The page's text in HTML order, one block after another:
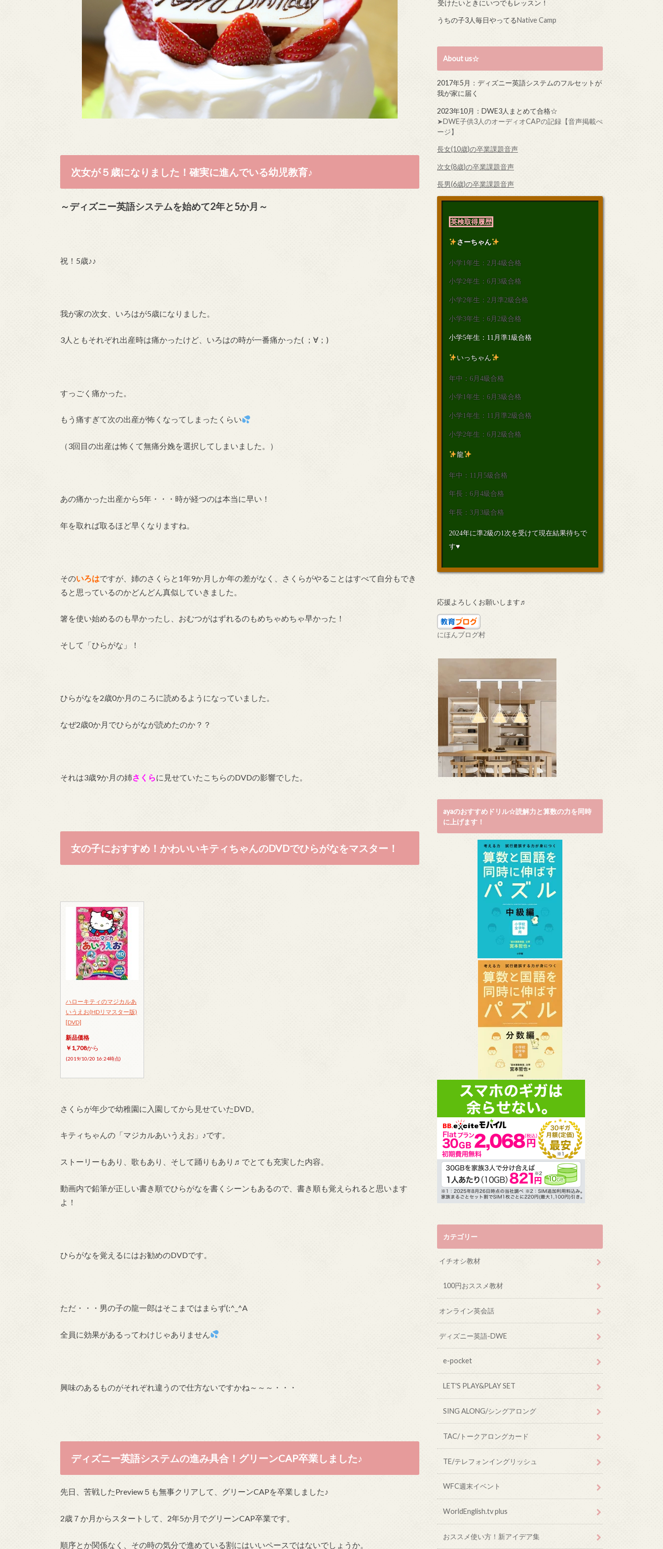
次女が５歳になりました！確実に進んでいる幼児教育♪
～ディズニー英語システムを始めて2年と5か月～
祝！5歳♪♪
我が家の次女、いろはが5歳になりました。
3人ともそれぞれ出産時は痛かったけど、いろはの時が一番痛かった( ；∀；)
すっごく痛かった。
もう痛すぎて次の出産が怖くなってしまったくらい
（3回目の出産は怖くて無痛分娩を選択してしまいました。）
あの痛かった出産から5年・・・時が経つのは本当に早い！
年を取れば取るほど早くなりますね。
そのいろはですが、姉のさくらと1年9か月しか年の差がなく、さくらがやることはすべて自分もでき
ると思っているのかどんどん真似していきました。
箸を使い始めるのも早かったし、おむつがはずれるのもめちゃめちゃ早かった！
そして「ひらがな」！
ひらがなを2歳0か月のころに読めるようになっていました。
なぜ2歳0か月でひらがなが読めたのか？？
それは3歳9か月の姉さくらに見せていたこちらのDVDの影響でした。
女の子におすすめ！かわいいキティちゃんのDVDでひらがなをマスター！
ハローキティのマジカルあ
いうえお(HDリマスター版)
[DVD]
新品価格
￥1,708から
(2019/10/20 16:24時点)
さくらが年少で幼稚園に入園してから見せていたDVD。
キティちゃんの「マジカルあいうえお」♪です。
ストーリーもあり、歌もあり、そして踊りもあり♬でとても充実した内容。
動画内で鉛筆が正しい書き順でひらがなを書くシーンもあるので、書き順も覚えられると思います
よ！
ひらがなを覚えるにはお勧めのDVDです。
ただ・・・男の子の龍一郎はそこまではまらず(;^_^A
全員に効果があるってわけじゃありません
興味のあるものがそれぞれ違うので仕方ないですかね～～～・・・
ディズニー英語システムの進み具合！グリーンCAP卒業しました♪
先日、苦戦したPreview５も無事クリアして、グリーンCAPを卒業しました♪
2歳７か月からスタートして、2年5か月でグリーンCAP卒業です。
順序とか関係なく、その時の気分で進めている割にはいいペースではないでしょうか。
受けたいときにいつでもレッスン！
うちの子3人毎日やってるNative Camp
About us☆
2017年5月：ディズニー英語システムのフルセットが
我が家に届く
2023年10月：DWE3人まとめて合格☆
➤DWE子供3人のオーディオCAPの記録【音声掲載ぺ
ージ】
長女(10歳)の卒業課題音声
次女(8歳)の卒業課題音声
長男(6歳)の卒業課題音声
英検取得履歴
さーちゃん
小学1年生：2月4級合格
小学2年生：6月3級合格
小学2年生：2月準2級合格
小学3年生：6月2級合格
小学5年生：11月準1級合格
いっちゃん
年中：6月4級合格
小学1年生：6月3級合格
小学1年生：11月準2級合格
小学2年生：6月2級合格
龍
年中：11月5級合格
年長：6月4級合格
年長：3月3級合格
2024年に準2級の1次を受けて現在結果待ちで
す♥
応援よろしくお願いします♬
にほんブログ村
ayaのおすすめドリル☆読解力と算数の力を同時
に上げます！
カテゴリー
イチオシ教材
100円おススメ教材
オンライン英会話
ディズニー英語-DWE
e-pocket
LET'S PLAY&PLAY SET
SING ALONG/シングアロング
TAC/トークアロングカード
TE/テレフォンイングリッシュ
WFC週末イベント
WorldEnglish.tv plus
おススメ使い方！新アイデア集